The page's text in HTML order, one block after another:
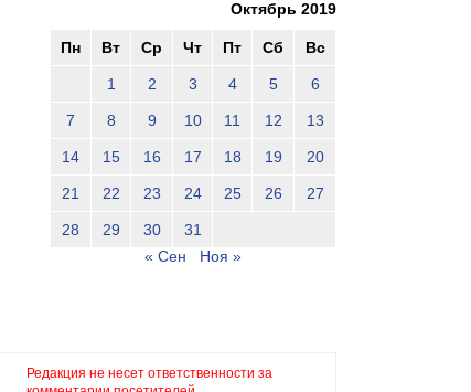
Октябрь 2019
Пн Вт Ср Чт Пт Сб Вс
1 2 3 4 5 6
7 8 9 10 11 12 13
14 15 16 17 18 19 20
21 22 23 24 25 26 27
28 29 30
31
« Сен
Ноя »
Редакция не несет ответственности за